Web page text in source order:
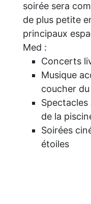
soirée sera
de plus petite
principaux
Med :
Concerts
Musique
coucher du
de la
Soirées
étoiles